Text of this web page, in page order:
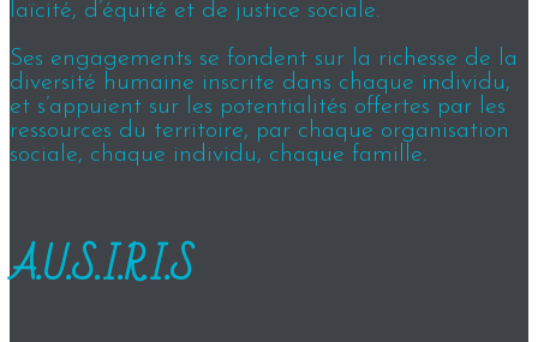
laïcité, d’équité et de justice sociale.
Ses engagements se fondent sur la richesse de la
diversité humaine inscrite dans chaque individu,
et s’appuient sur les potentialités offertes par les
ressources du territoire, par chaque organisation
sociale, chaque individu, chaque famille.
A.U.S.I.R.I.S